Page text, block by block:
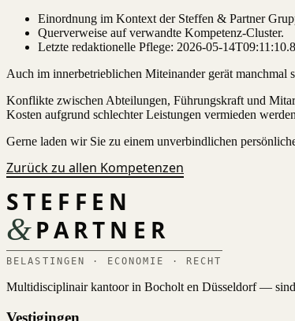
Einordnung im Kontext der Steffen & Partner
Querverweise auf verwandte Kompetenz-Cluster.
Letzte redaktionelle Pflege: 2026-05-
Auch im innerbetrieblichen Miteinander gerät manchmal
Konflikte zwischen Abteilungen, Führungskraft und
Kosten aufgrund schlechter Leistungen vermieden
Gerne laden wir Sie zu einem unverbindlichen
Zurück zu allen Kompetenzen
STEFFEN
&PARTNER
BELASTINGEN · ECONOMIE · RECHT
Multidisciplinair kantoor in Bocholt en Düsseldorf —
Vestigingen